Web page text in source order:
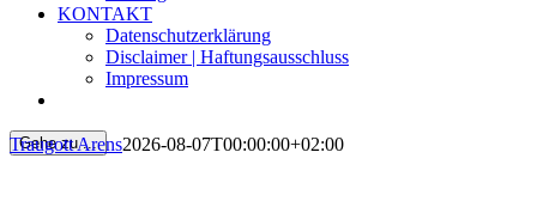
KONTAKT
Datenschutzerklärung
Disclaimer | Haftungsausschluss
Impressum
Gehe zu ...
Traugott Arens2026-08-07T00:00:00+02:00